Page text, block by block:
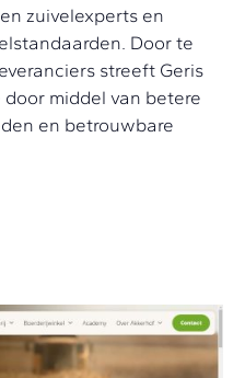
zuivelexperts en
Door te
streeft Geris
middel van betere
en betrouwbare